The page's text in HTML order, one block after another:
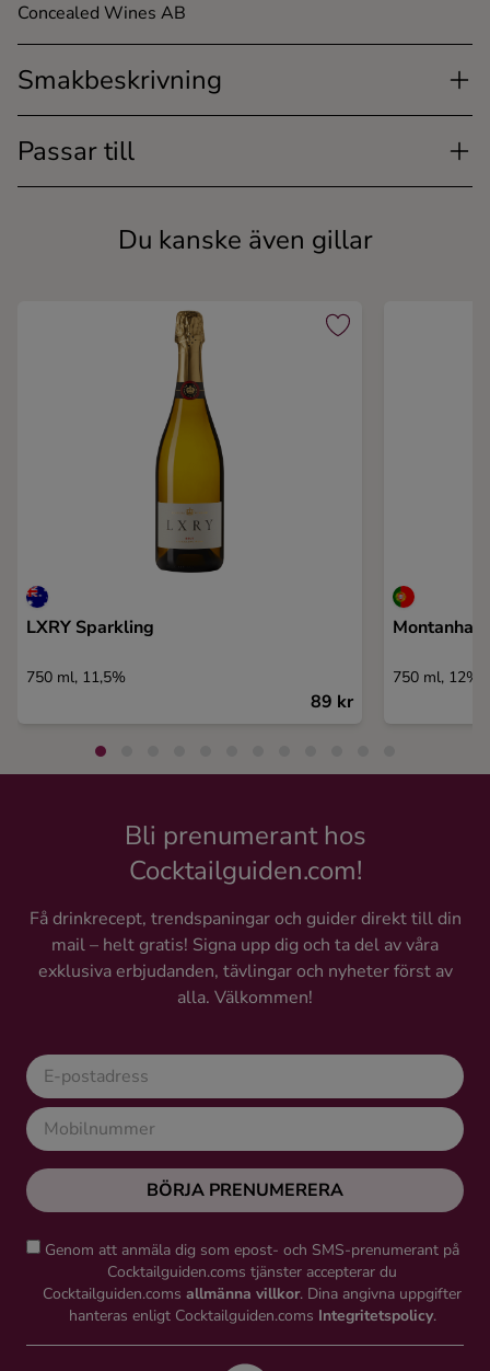
Concealed Wines AB
Smakbeskrivning
Passar till
Du kanske även gillar
LXRY Sparkling
750 ml, 11,5%
89 kr
Montanha
750 ml, 12%
Bli prenumerant hos
Cocktailguiden.com!
Få drinkrecept, trendspaningar och guider direkt till din
mail – helt gratis! Signa upp dig och ta del av våra
exklusiva erbjudanden, tävlingar och nyheter först av
alla. Välkommen!
BÖRJA PRENUMERERA
Genom att anmäla dig som epost- och SMS-prenumerant på
Cocktailguiden.coms tjänster accepterar du
Cocktailguiden.coms allmänna villkor. Dina angivna uppgifter
hanteras enligt Cocktailguiden.coms Integritetspolicy.